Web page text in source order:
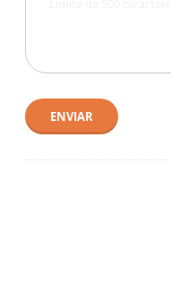
ENVIAR